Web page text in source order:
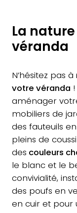
La
véranda
N’hésitez pas à
votre véranda
aménager
mobiliers de
des fauteuils
pleins de
des couleurs
le blanc et le
convivialité,
des poufs en
en cuir et pour